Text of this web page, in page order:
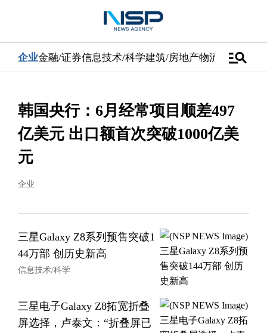
企业金融/证券信息技术/科学建筑/房地产物流/配送汽车
manage_search
韩国央行：6月经常项目顺差497
亿美元 出口额首次突破1000亿美
元
企业
三星Galaxy Z8系列预售突破1
44万部 创历史新高
信息技术/科学
三星电子Galaxy Z8拓宽折叠
屏选择，卢泰文：“折叠屏已